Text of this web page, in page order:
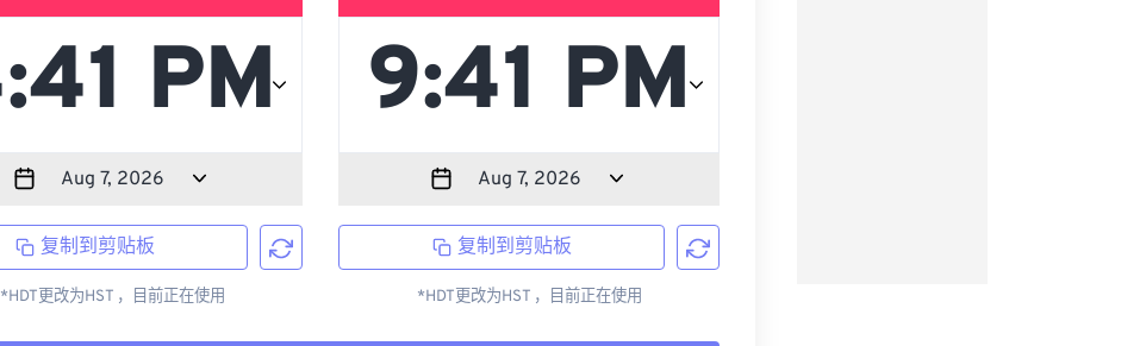
复制到剪贴板
*HDT更改为HST ，目前正在使用
复制到剪贴板
*HDT更改为HST ，目前正在使用